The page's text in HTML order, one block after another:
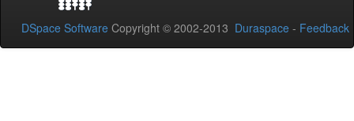
DSpace Software Copyright © 2002-2013 Duraspace - Feedback